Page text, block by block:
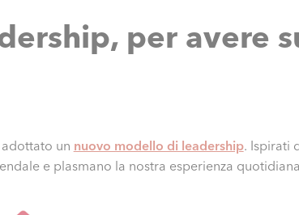
per avere
un nuovo modello di leadership. Ispirati
e plasmano la nostra esperienza